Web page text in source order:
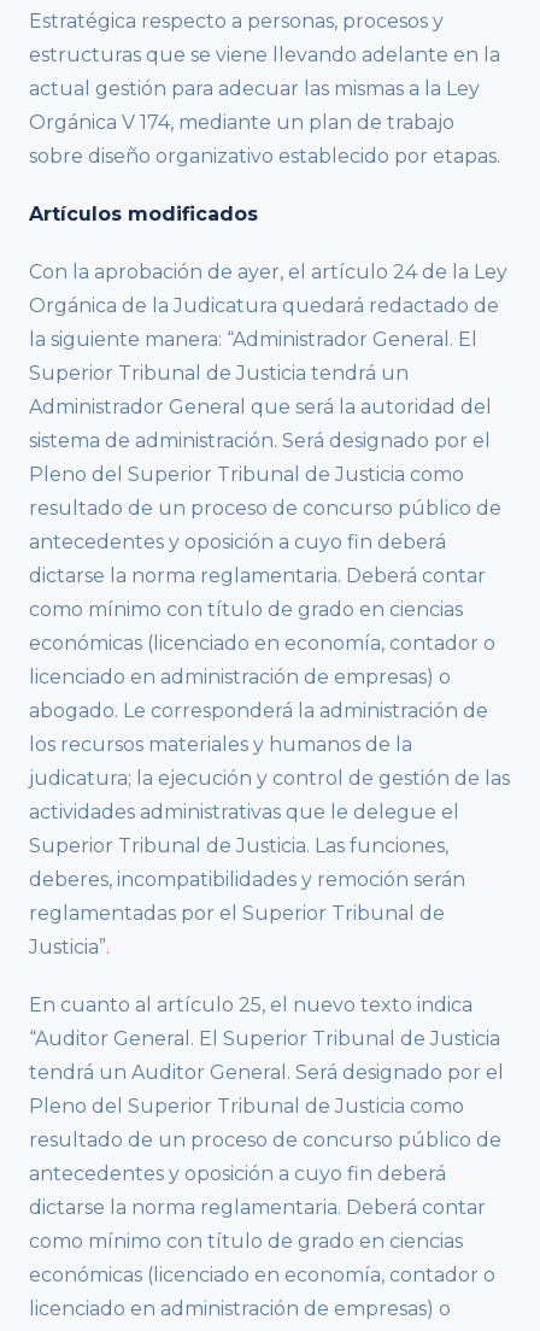
Estratégica respecto a personas, procesos y
estructuras que se viene llevando adelante en la
actual gestión para adecuar las mismas a la Ley
Orgánica V 174, mediante un plan de trabajo
sobre diseño organizativo establecido por etapas.
Artículos modificados
Con la aprobación de ayer, el artículo 24 de la Ley
Orgánica de la Judicatura quedará redactado de
la siguiente manera: “Administrador General. El
Superior Tribunal de Justicia tendrá un
Administrador General que será la autoridad del
sistema de administración. Será designado por el
Pleno del Superior Tribunal de Justicia como
resultado de un proceso de concurso público de
antecedentes y oposición a cuyo fin deberá
dictarse la norma reglamentaria. Deberá contar
como mínimo con título de grado en ciencias
económicas (licenciado en economía, contador o
licenciado en administración de empresas) o
abogado. Le corresponderá la administración de
los recursos materiales y humanos de la
judicatura; la ejecución y control de gestión de las
actividades administrativas que le delegue el
Superior Tribunal de Justicia. Las funciones,
deberes, incompatibilidades y remoción serán
reglamentadas por el Superior Tribunal de
Justicia”.
En cuanto al artículo 25, el nuevo texto indica
“Auditor General. El Superior Tribunal de Justicia
tendrá un Auditor General. Será designado por el
Pleno del Superior Tribunal de Justicia como
resultado de un proceso de concurso público de
antecedentes y oposición a cuyo fin deberá
dictarse la norma reglamentaria. Deberá contar
como mínimo con título de grado en ciencias
económicas (licenciado en economía, contador o
licenciado en administración de empresas) o